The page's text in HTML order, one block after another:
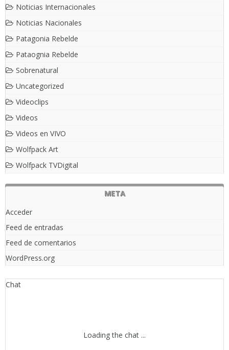
Noticias Internacionales
Noticias Nacionales
Patagonia Rebelde
Pataognia Rebelde
Sobrenatural
Uncategorized
Videoclips
Videos
Videos en VIVO
Wolfpack Art
Wolfpack TVDigital
META
Acceder
Feed de entradas
Feed de comentarios
WordPress.org
Chat
Loading the chat ...